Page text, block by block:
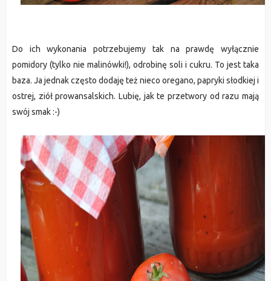
Do ich wykonania potrzebujemy tak na prawdę wyłącznie
pomidory (tylko nie malinówki!), odrobinę soli i cukru. To jest taka
baza. Ja jednak często dodaję też nieco oregano, papryki słodkiej i
ostrej, ziół prowansalskich. Lubię, jak te przetwory od razu mają
swój smak :-)